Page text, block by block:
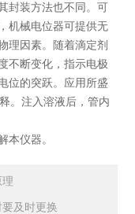
装方法也不同。可
机械电位器可提供无
理因素。随着滴定剂
不断变化，指示电极
位的突跃。应用所盛
。注入溶液后，管内
仪器。
及时更换